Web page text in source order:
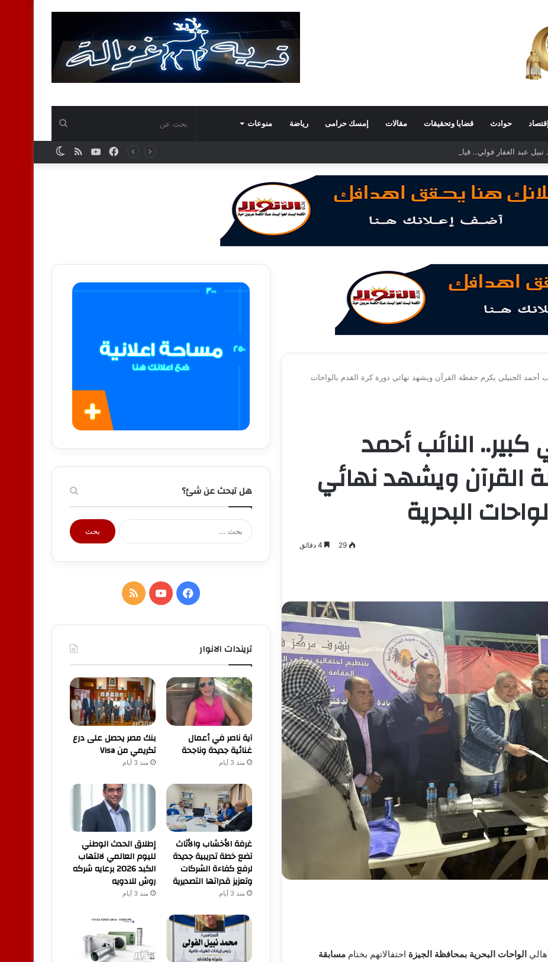
حوادث قضايا وتحقيقات مقالات إمسك حرامى رياضة منوعات بحث
عن
عبد الغفار فولي.. قيادة إدارية ناجحة على رأس فرع إيرادات طامية
ملخصيوتيوب
فيسبوك
الجبيلي يكرم حفظة القرآن ويشهد نهائي دورة كرة القدم بالواحات
النائب أحمد
القرآن ويشهد نهائي
البحرية
29
الواحات البحرية بمحافظة الجيزة احتفالاتهم بختام مسابقة
هل تبحث عن شئ؟
البحث
عن:
فيسبوكيوتيوبملخص
تريندات الانوار
آية ناصر في أعمال
غنائية جديدة وناجحة
منذ 3 أيام
بنك مصر يحصل على درع
تكريمي من Visa
منذ 3 أيام
غرفة الأخشاب والأثاث
تضع خطة تدريبية جديدة
لرفع كفاءة الشركات
وتعزيز قدراتها التصديرية
منذ 3 أيام
إطلاق الحدث الوطني
لليوم العالمي لالتهاب
الكبد 2026 برعايه شركه
روش للادويه
منذ 3 أيام